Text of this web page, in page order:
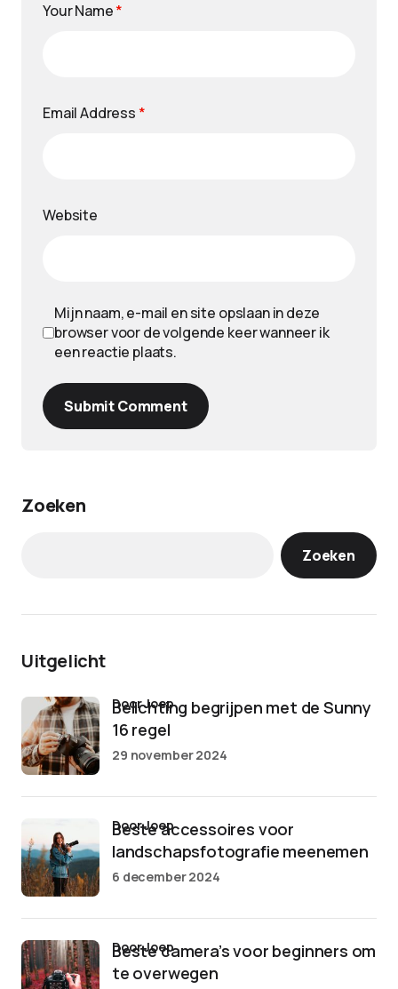
Your Name*
Email Address *
Website
Mijn naam, e-mail en site opslaan in deze
browser voor de volgende keer wanneer ik
een reactie plaats.
Submit Comment
Zoeken
Zoeken
Uitgelicht
Belichting begrijpen met de Sunny
16 regel
door Joep
29 november 2024
Beste accessoires voor
landschapsfotografie meenemen
door Joep
6 december 2024
Beste camera’s voor beginners om
te overwegen
door Joep